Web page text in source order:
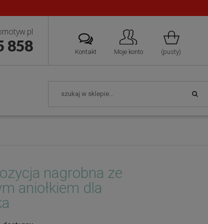
Kontakt Moje konto (pusty)
858
nagrobna ze
aniołkiem dla